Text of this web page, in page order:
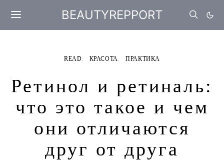
BEAUTYREPPORT
READ КРАСОТА ПРАКТИКА
Ретинол и ретиналь:
что это такое и чем
они отличаются
друг от друга